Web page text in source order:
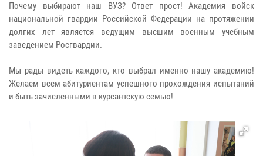
Почему выбирают наш ВУЗ? Ответ прост! Академия войск
национальной гвардии Российской Федерации на протяжении
долгих лет является ведущим высшим военным учебным
заведением Росгвардии.
Мы рады видеть каждого, кто выбрал именно нашу академию!
Желаем всем абитуриентам успешного прохождения испытаний
и быть зачисленными в курсантскую семью!